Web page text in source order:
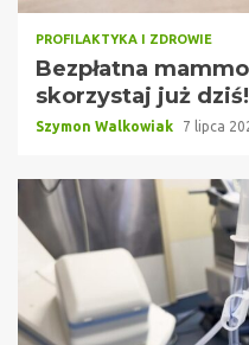
PROFILAKTYKA I ZDROWIE
Bezpłatna
skorzystaj już dziś!
Szymon Walkowiak 7 lipca